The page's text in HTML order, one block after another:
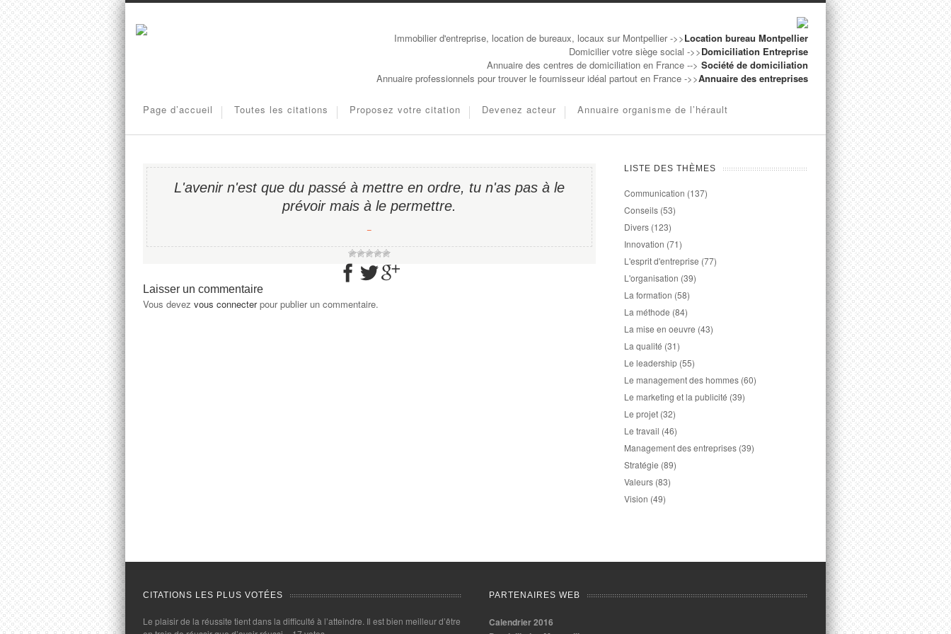
Immobilier d'entreprise, location de bureaux, locaux sur Montpellier ->>Location bureau Montpellier
Domicilier votre siège social ->>Domiciliation Entreprise
Annuaire des centres de domiciliation en France --> Société de domiciliation
Annuaire professionnels pour trouver le fournisseur idéal partout en France ->>Annuaire des entreprises
Page d’accueil Toutes les citations Proposez votre citation Devenez acteur Annuaire organisme de l’hérault
L'avenir n'est que du passé à mettre en ordre, tu n'as pas à le
prévoir mais à le permettre.
−
Laisser un commentaire
Vous devez vous connecterpour publier un commentaire.
LISTE DES THÈMES
Communication (137)
Conseils (53)
Divers (123)
Innovation (71)
L'esprit d'entreprise (77)
L'organisation (39)
La formation (58)
La méthode (84)
La mise en oeuvre (43)
La qualité (31)
Le leadership (55)
Le management des hommes (60)
Le marketing et la publicité (39)
Le projet (32)
Le travail (46)
Management des entreprises (39)
Stratégie (89)
Valeurs (83)
Vision (49)
CITATIONS LES PLUS VOTÉES
Le plaisir de la réussite tient dans la difficulté à l’atteindre. Il est bien meilleur d’être
PARTENAIRES WEB
Calendrier 2016